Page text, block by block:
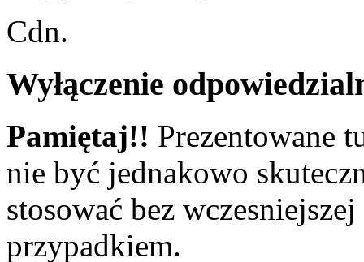
Cdn.
Wyłączenie
Pamiętaj!! Prezentowane
nie być jednakowo
stosować bez
przypadkiem.